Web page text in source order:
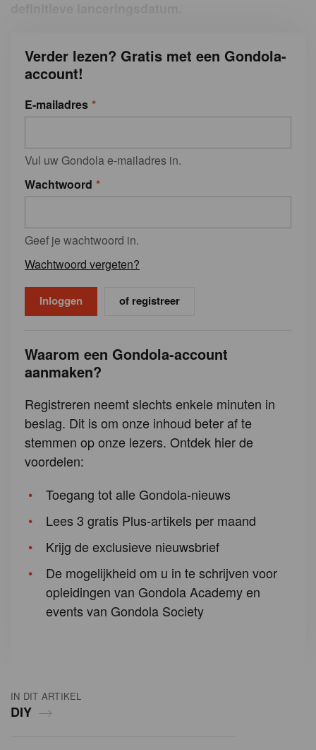
IN DIT ARTIKEL
DIY
Verder lezen? Gratis met een Gondola-
account!
E-mailadres
Vul uw Gondola e-mailadres in.
Wachtwoord
Geef je wachtwoord in.
Wachtwoord vergeten?
of registreer
Waarom een Gondola-account
aanmaken?
Registreren neemt slechts enkele minuten in
beslag. Dit is om onze inhoud beter af te
stemmen op onze lezers. Ontdek hier de
voordelen:
Toegang tot alle Gondola-nieuws
Lees 3 gratis Plus-artikels per maand
Krijg de exclusieve nieuwsbrief
De mogelijkheid om u in te schrijven voor
opleidingen van Gondola Academy en
events van Gondola Society